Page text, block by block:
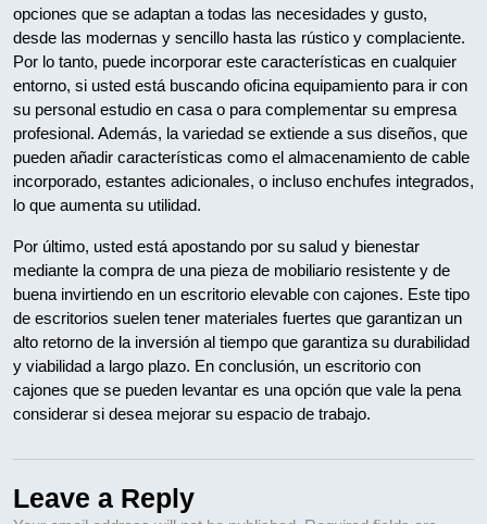
opciones que se adaptan a todas las necesidades y gusto,
desde las modernas y sencillo hasta las rústico y complaciente.
Por lo tanto, puede incorporar este características en cualquier
entorno, si usted está buscando oficina equipamiento para ir con
su personal estudio en casa o para complementar su empresa
profesional. Además, la variedad se extiende a sus diseños, que
pueden añadir características como el almacenamiento de cable
incorporado, estantes adicionales, o incluso enchufes integrados,
lo que aumenta su utilidad.
Por último, usted está apostando por su salud y bienestar
mediante la compra de una pieza de mobiliario resistente y de
buena invirtiendo en un escritorio elevable con cajones. Este tipo
de escritorios suelen tener materiales fuertes que garantizan un
alto retorno de la inversión al tiempo que garantiza su durabilidad
y viabilidad a largo plazo. En conclusión, un escritorio con
cajones que se pueden levantar es una opción que vale la pena
considerar si desea mejorar su espacio de trabajo.
Leave a Reply